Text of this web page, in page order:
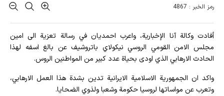
رمز الخبر : 4867
أفادت وکالة آنا الإخباریة، واعرب احمديان في رسالة تعزية الى امين
مجلس الامن القومي الروسي نيكولاي باتروشيف عن بالغ اسفه لهذا
الحادث الارهابي الذي اودى بحياة عدد كبير من المواطنين الروس.
واكد ان الجمهورية الاسلامية الايرانية تدين بشدة هذا العمل الارهابي،
وتعرب عن مواساتها لروسيا حكومة وشعبا ولذوي الضحايا.